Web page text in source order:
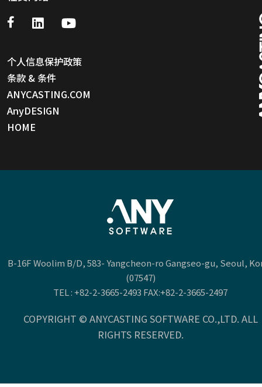
个人信息保护政策
条款 & 条件
ANYCASTING.COM
AnyDESIGN
HOME
B-16F Woolim B/D, 583- Yangcheon-ro Gangseo-gu, Seoul,
(07547)
TEL :+82-2-3665-2493 FAX:+82-2-3665-2497
COPYRIGHT © ANYCASTING SOFTWARE CO.,LTD. ALL
RIGHTS RESERVED.